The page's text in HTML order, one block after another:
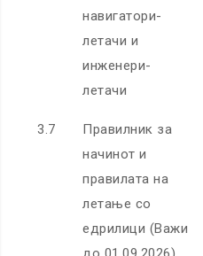
навигатори-
летачи и
инженери-
летачи
3.7
Правилник за
начинот и
правилата на
летање со
едрилици (Важи